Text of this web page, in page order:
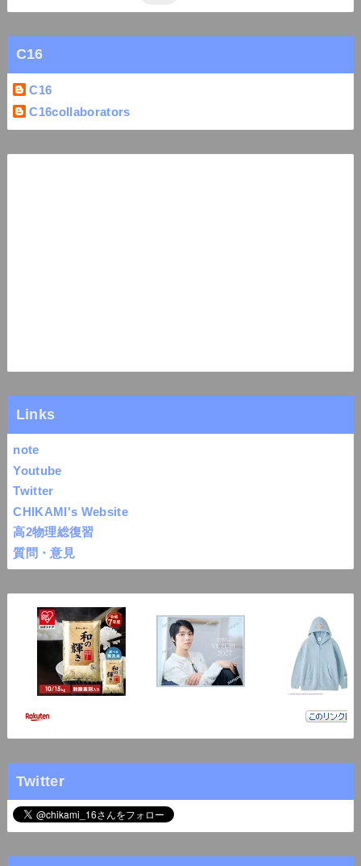
C16
C16
C16collaborators
Links
note
Youtube
Twitter
CHIKAMI's Website
高2物理総復習
質問・意見
Twitter